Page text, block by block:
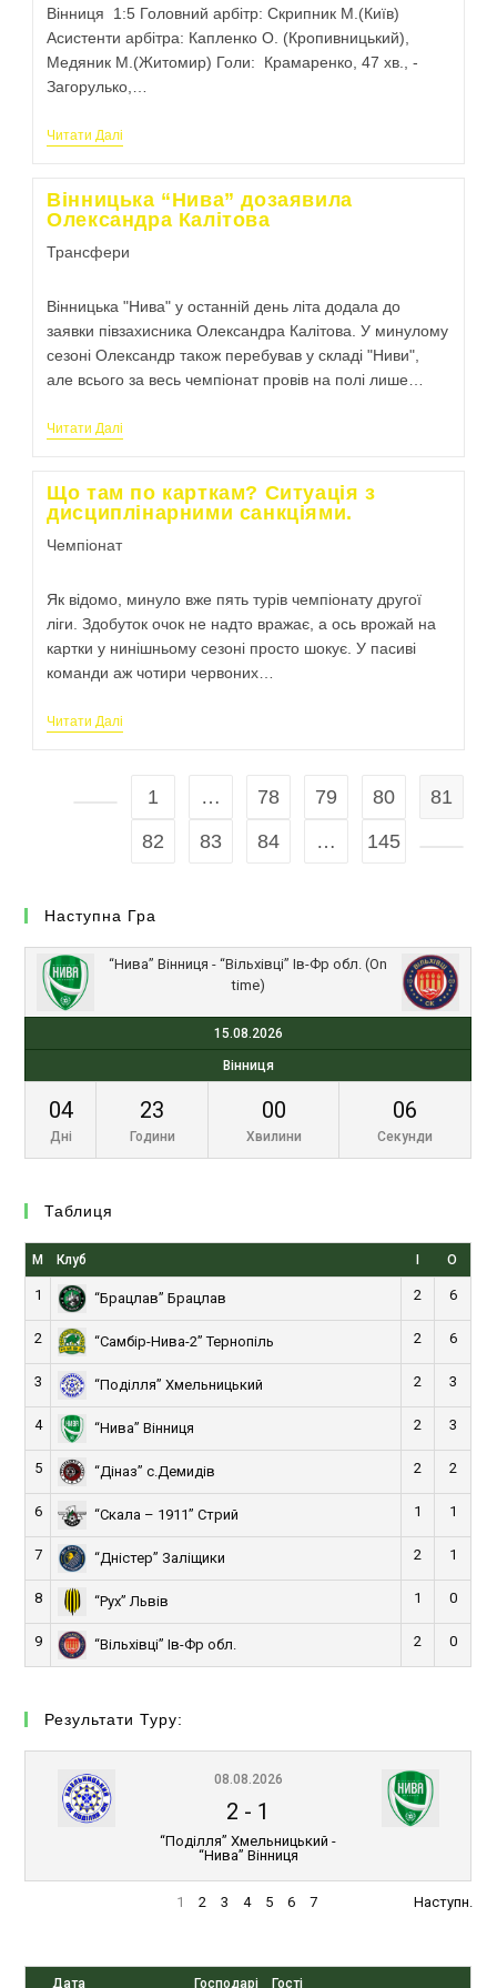
Вінниця 1:5 Головний арбітр: Скрипник М.(Київ)
Асистенти арбітра: Капленко О. (Кропивницький),
Медяник М.(Житомир) Голи: Крамаренко, 47 хв., -
Загорулько,…
Читати Далі
Вінницька “Нива” дозаявила
Олександра Калітова
Трансфери
Вінницька "Нива" у останній день літа додала до
заявки півзахисника Олександра Калітова. У минулому
сезоні Олександр також перебував у складі "Ниви",
але всього за весь чемпіонат провів на полі лише…
Читати Далі
Що там по карткам? Ситуація з
дисциплінарними санкціями.
Чемпіонат
Як відомо, минуло вже пять турів чемпіонату другої
ліги. Здобуток очок не надто вражає, а ось врожай на
картки у нинішньому сезоні просто шокує. У пасиві
команди аж чотири червоних…
Читати Далі
1 … 78 79 80
81
82
83 84 … 145
Наступна Гра
“Нива” Вінниця - “Вільхівці” Ів-Фр обл. (On
time)
15.08.2026
Вінниця
04
Дні
23
Години
00
Хвилини
05
Секунди
Таблиця
М Клуб О
1 “Брацлав” Брацлав 2 6
2 “Самбір-Нива-2” Тернопіль 2 6
3 “Поділля” Хмельницький 2 3
4 “Нива” Вінниця 2 3
5 “Діназ” с.Демидів 2 2
6 “Скала – 1911” Стрий 1 1
7 “Дністер” Заліщики 2 1
8 “Рух” Львів 1 0
9 “Вільхівці” Ів-Фр обл. 2 0
Результати Туру:
08.08.2026
2 - 1
“Поділля” Хмельницький -
“Нива” Вінниця
1 2 3 4 5 6 7 Наступн.
Дата Господарі Гості